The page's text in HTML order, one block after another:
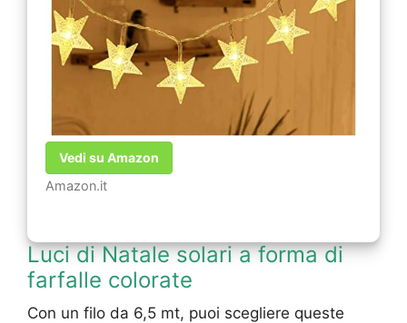
Vedi su Amazon
Amazon.it
Luci di Natale solari a forma di
farfalle colorate
Con un filo da 6,5 mt, puoi scegliere queste